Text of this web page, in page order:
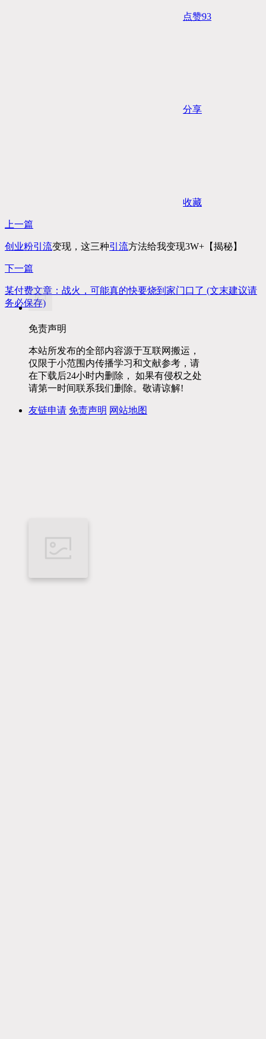
点赞93
分享
收藏
上一篇
创业粉引流变现，这三种引流方法给我变现3W+【揭秘】
下一篇
某付费文章：战火，可能真的快要烧到家门口了 (文末建议请
务必保存)
免责声明
本站所发布的全部内容源于互联网搬运，
仅限于小范围内传播学习和文献参考，请
在下载后24小时内删除， 如果有侵权之处
请第一时间联系我们删除。敬请谅解!
友链申请 免责声明 网站地图